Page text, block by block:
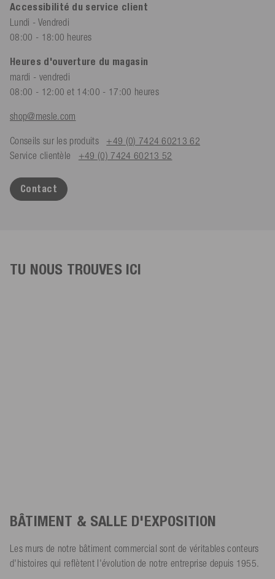
Accessibilité du service client
Lundi - Vendredi
08:00 - 18:00 heures
Heures d'ouverture du magasin
mardi - vendredi
08:00 - 12:00 et 14:00 - 17:00 heures
shop@mesle.com
Conseils sur les produits
+49 (0) 7424 60213 62
Service clientèle
+49 (0) 7424 60213 52
Contact
TU NOUS TROUVES ICI
BÂTIMENT & SALLE D'EXPOSITION
Les murs de notre bâtiment commercial sont de véritables conteurs
d'histoires qui reflètent l'évolution de notre entreprise depuis 1955.